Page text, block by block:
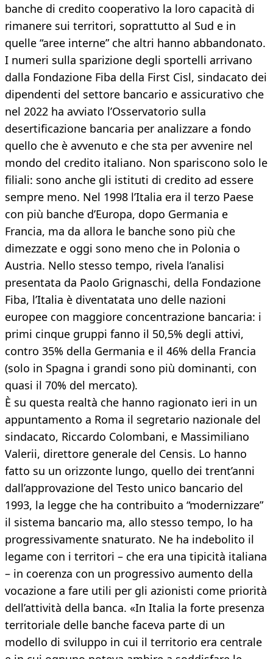
banche di credito cooperativo la loro capacità di
rimanere sui territori, soprattutto al Sud e in
quelle “aree interne” che altri hanno abbandonato.
I numeri sulla sparizione degli sportelli arrivano
dalla Fondazione Fiba della First Cisl, sindacato dei
dipendenti del settore bancario e assicurativo che
nel 2022 ha avviato l’Osservatorio sulla
desertificazione bancaria per analizzare a fondo
quello che è avvenuto e che sta per avvenire nel
mondo del credito italiano. Non spariscono solo le
filiali: sono anche gli istituti di credito ad essere
sempre meno. Nel 1998 l’Italia era il terzo Paese
con più banche d’Europa, dopo Germania e
Francia, ma da allora le banche sono più che
dimezzate e oggi sono meno che in Polonia o
Austria. Nello stesso tempo, rivela l’analisi
presentata da Paolo Grignaschi, della Fondazione
Fiba, l’Italia è diventatata uno delle nazioni
europee con maggiore concentrazione bancaria: i
primi cinque gruppi fanno il 50,5% degli attivi,
contro 35% della Germania e il 46% della Francia
(solo in Spagna i grandi sono più dominanti, con
quasi il 70% del mercato).
È su questa realtà che hanno ragionato ieri in un
appuntamento a Roma il segretario nazionale del
sindacato, Riccardo Colombani, e Massimiliano
Valerii, direttore generale del Censis. Lo hanno
fatto su un orizzonte lungo, quello dei trent’anni
dall’approvazione del Testo unico bancario del
1993, la legge che ha contribuito a “modernizzare”
il sistema bancario ma, allo stesso tempo, lo ha
progressivamente snaturato. Ne ha indebolito il
legame con i territori – che era una tipicità italiana
– in coerenza con un progressivo aumento della
vocazione a fare utili per gli azionisti come priorità
dell’attività della banca. «In Italia la forte presenza
territoriale delle banche faceva parte di un
modello di sviluppo in cui il territorio era centrale